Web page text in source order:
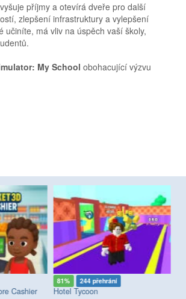
příjmy a otevírá dveře pro další
zlepšení infrastruktury a vylepšení
učiníte, má vliv na úspěch vaší školy,
My School obohacující výzvu
Cashier
81% 244 přehrání
Hotel Tycoon